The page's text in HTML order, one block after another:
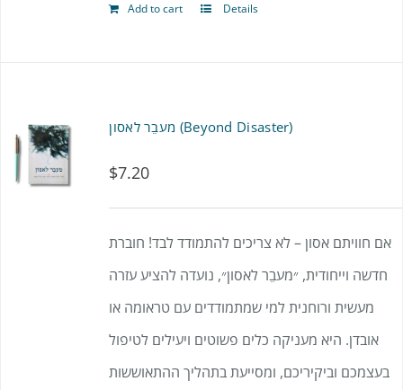
Add to cart Details
מעבֵר לאסון (Beyond Disaster)
$7.20
אם חוויתם אסון – לא צריכים להתמודד לבד! חוברת
חדשה וייחודית, ״מעבֵר לאסון״, נועדה להציע עזרה
מעשית ורוחנית למי שמתמודדים עם טראומה או
אובדן. היא מעניקה כלים פשוטים ויעילים לטיפול
בעצמכם וביקיריכם, ומסייעת בתהליך ההתאוששות